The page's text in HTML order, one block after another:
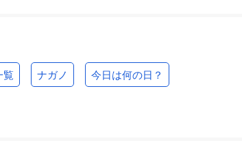
覧 ナガノ 今日は何の日？